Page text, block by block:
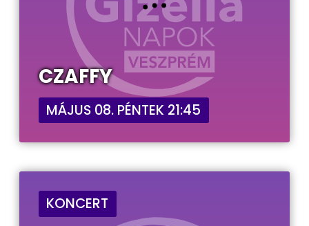
CZAFFY
MÁJUS 08. PÉNTEK 21:45
KONCERT